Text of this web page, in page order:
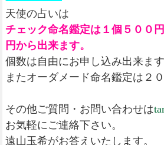
天使の占いは
チェック命名鑑定は１個５００
円から出来ます。
個数は自由にお申し込み出来ます
またオーダメード命名鑑定は２
その他ご質問・お問い合わせは
お気軽にご連絡下さい。
遠山玉希がお答えいたします。